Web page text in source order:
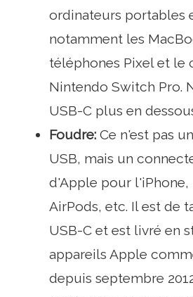
ordinateurs portables
notamment les
téléphones Pixel et le
Nintendo Switch Pro.
USB-C plus en
Foudre: Ce n'est pas
USB, mais un
d'Apple pour l'iPhone,
AirPods, etc. Il est de
USB-C et est livré en
appareils Apple
depuis septembre